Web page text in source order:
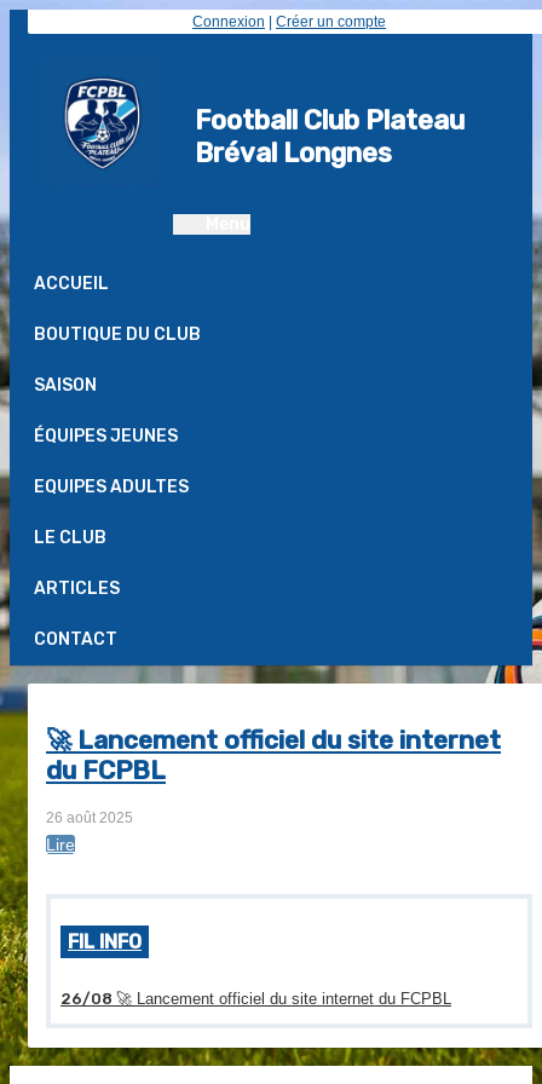
Connexion Créer un compte
Football Club Plateau
Bréval Longnes
ACCUEIL
BOUTIQUE DU CLUB
SAISON
ÉQUIPES JEUNES
EQUIPES ADULTES
LE CLUB
ARTICLES
CONTACT
🚀 Lancement officiel du site internet
du FCPBL
26 août 2025
Lire
FIL INFO
26/08 🚀 Lancement officiel du site internet du FCPBL